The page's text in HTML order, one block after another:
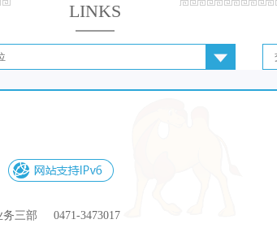
LINKS
务三部 0471-3473017